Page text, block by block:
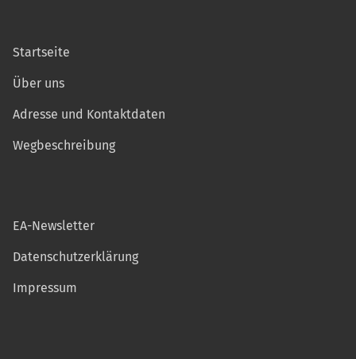
Startseite
Über uns
Adresse und Kontaktdaten
Wegbeschreibung
EA-Newsletter
Datenschutzerklärung
Impressum